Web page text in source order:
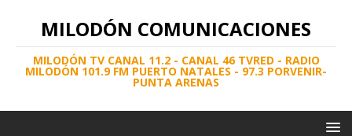
MILODÓN COMUNICACIONES
MILODÓN TV CANAL 11.2 - CANAL 46 TVRED - RADIO
MILODÓN 101.9 FM PUERTO NATALES - 97.3 PORVENIR-
PUNTA ARENAS